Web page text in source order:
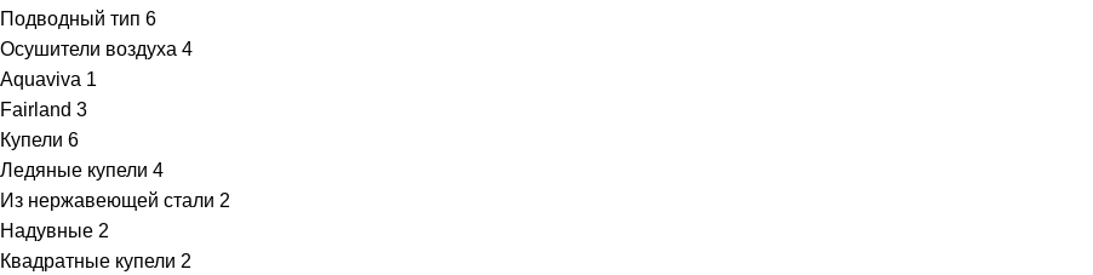
Подводный тип 6
Осушители воздуха 4
Aquaviva 1
Fairland 3
Купели 6
Ледяные купели 4
Из нержавеющей стали 2
Надувные 2
Квадратные купели 2